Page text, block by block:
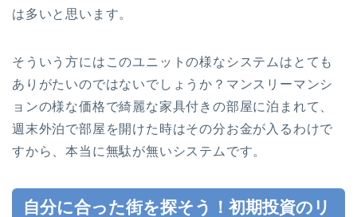
は多いと思います。
そういう方にはこのユニットの様なシステムはとても
ありがたいのではないでしょうか？マンスリーマンシ
ョンの様な価格で綺麗な家具付きの部屋に泊まれて、
週末外泊で部屋を開けた時はその分お金が入るわけで
すから、本当に無駄が無いシステムです。
自分に合った街を探そう！初期投資のリ